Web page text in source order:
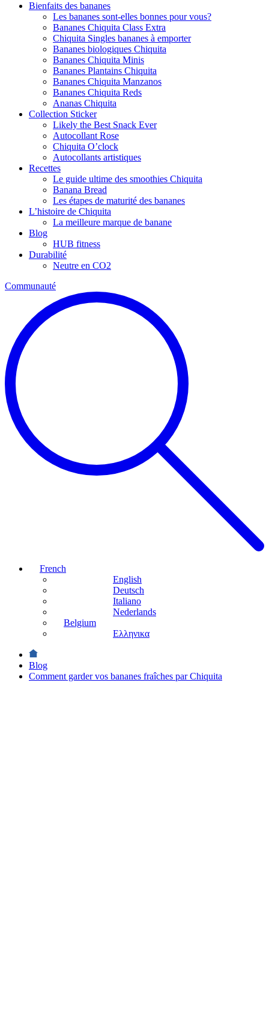
Bienfaits des bananes
Les bananes sont-elles bonnes pour vous?
Bananes Chiquita Class Extra
Chiquita Singles bananes à emporter
Bananes biologiques Chiquita
Bananes Chiquita Minis
Bananes Plantains Chiquita
Bananes Chiquita Manzanos
Bananes Chiquita Reds
Ananas Chiquita
Collection Sticker
Likely the Best Snack Ever
Autocollant Rose
Chiquita O’clock
Autocollants artistiques
Recettes
Le guide ultime des smoothies Chiquita
Banana Bread
Les étapes de maturité des bananes
L’histoire de Chiquita
La meilleure marque de banane
Blog
HUB fitness
Durabilité
Neutre en CO2
Communauté
French
English
Deutsch
Italiano
Nederlands
Belgium
Ελληνικα
Blog
Comment garder vos bananes fraîches par Chiquita